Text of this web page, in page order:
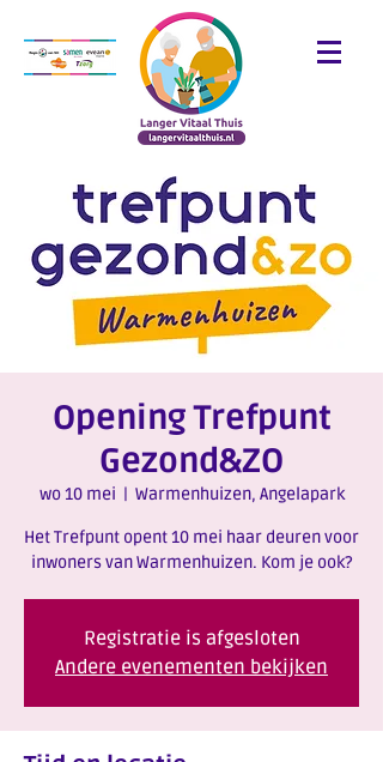
Opening Trefpunt
Gezond&ZO
wo 10 mei
  |
Warmenhuizen, Angelapark
Het Trefpunt opent 10 mei haar deuren voor
inwoners van Warmenhuizen. Kom je ook?
Registratie is afgesloten
Andere evenementen bekijken